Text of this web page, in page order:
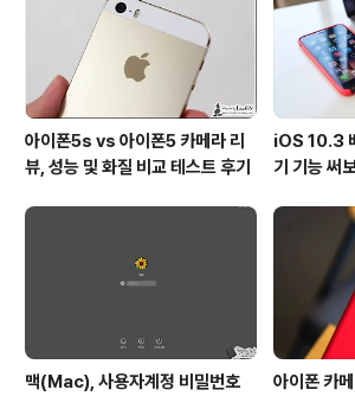
한 최적화 작업이라고 할 수 있겠네요. 아무튼, 루팅을 통
SetCPU 어플을 이용함..
아이폰5s vs 아이폰5 카메라 리
뷰, 성능 및 화질 비교 테스트 후기
iOS 10.3
기 기능 써
맥(Mac), 사용자계정 비밀번호
아이폰 카